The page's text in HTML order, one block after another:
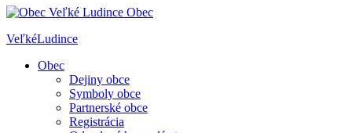
Obec
VeľkéLudince
Obec
Dejiny obce
Symboly obce
Partnerské obce
Registrácia